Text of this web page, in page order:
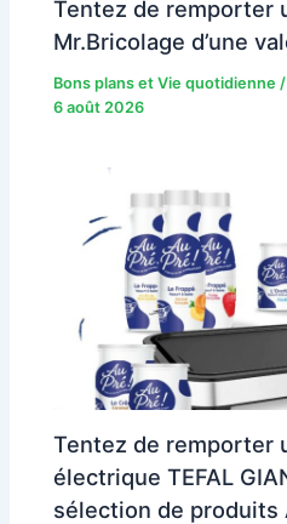
Tentez de remporter
Mr.Bricolage d’une
Bons plans et Vie quotidienne
6 août 2026
Tentez de remporter
électrique TEFAL
sélection de produits